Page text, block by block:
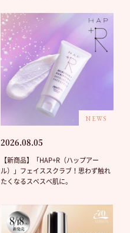
NEWS
2026.08.05
【新商品】「HAP+R（ハップアー
ル）」フェイススクラブ！思わず触れ
たくなるスベスベ肌に。